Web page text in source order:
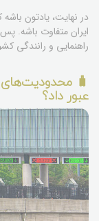
در نهایت، یادتون
ایران متفاوت باشه.
راهنمایی و رانندگی
🧳 محدودیت‌های
عبور داد؟